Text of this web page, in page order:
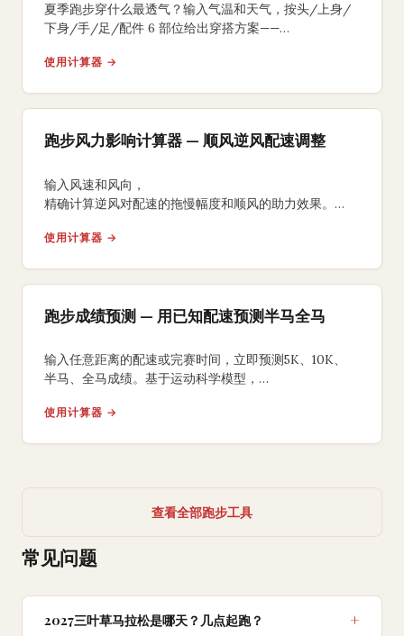
夏季跑步穿什么最透气？输入气温和天气，按头/上身/
下身/手/足/配件 6 部位给出穿搭方案——
使用计算器 →
跑步风力影响计算器 — 顺风逆风配速调整
输入风速和风向，
精确计算逆风对配速的拖慢幅度和顺风的助力效果。
使用计算器 →
跑步成绩预测 — 用已知配速预测半马全马
输入任意距离的配速或完赛时间，立即预测5K、10K、
半马、全马成绩。基于运动科学模型，
使用计算器 →
查看全部跑步工具
常见问题
2027三叶草马拉松是哪天？几点起跑？